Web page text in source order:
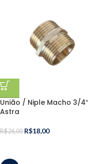
União / Niple Macho 3/4″
Astra
R$26,00 R$18,00